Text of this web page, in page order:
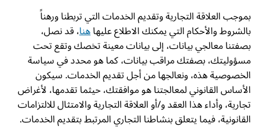
بموجب العلاقة التجارية وتقديم الخدمات التي تربطنا ورهناً
بالشروط والأحكام التي يمكنك الاطلاع عليهاهنا، قد نصل،
بصفتنا معالجي بيانات، إلى بيانات معينة تخصك وتقع تحت
مسؤوليتك، بصفتك مراقب بيانات، كما هو محدد في سياسة
الخصوصية هذه، ونعالجها من أجل تقديم الخدمات. سيكون
الأساس القانوني لمعالجتنا هو موافقتك، حيثما تقدمها، لأغراض
تجارية، وأداء هذا العقد و/أو العلاقة التجارية والامتثال للالتزامات
القانونية، فيما يتعلق بنشاطنا التجاري المرتبط بتقديم الخدمات.